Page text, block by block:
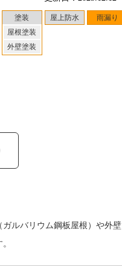
塗装
屋根塗装
外壁塗装
屋上防水 雨漏り
ルバリウム鋼板屋根）や外壁